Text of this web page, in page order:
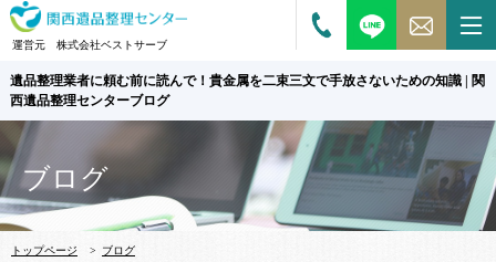
運営元 株式会社ベストサーブ
遺品整理業者に頼む前に読んで！貴金属を二束三文で手放さないための知識 | 関
西遺品整理センターブログ
ブログ
トップページ >
ブログ